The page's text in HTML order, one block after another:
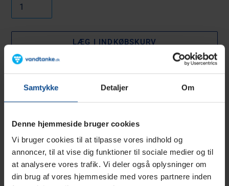
Samtykke Detaljer Om
Denne hjemmeside bruger cookies
Vi bruger cookies til at tilpasse vores indhold og
annoncer, til at vise dig funktioner til sociale medier og til
at analysere vores trafik. Vi deler også oplysninger om
din brug af vores hjemmeside med vores partnere inden
LÆG I INDKØBSKURV
i
indkøbskurv
Kvalitets forfilter 5 mikron til 2,5" x 10" og 2,5" x
20" filterrør,
samt
4,5"x 10" og 4,5"x 20" filterrør.